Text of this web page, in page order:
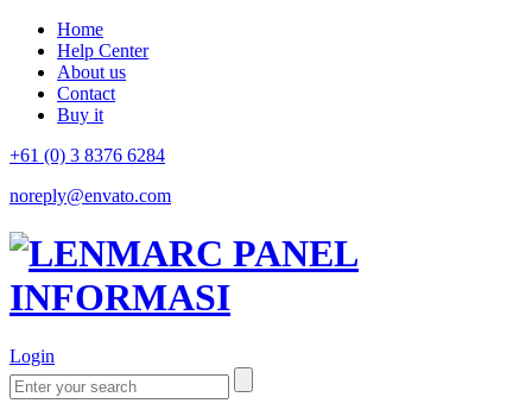
Home
Help Center
About us
Contact
Buy it
+61 (0) 3 8376 6284
noreply@envato.com
Login